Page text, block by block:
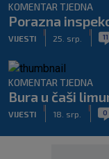
KOMENTAR TJEDNA
Porazna
VIJESTI 25. srp. 11
KOMENTAR TJEDNA
Bura u čaši
VIJESTI 18. srp. 0